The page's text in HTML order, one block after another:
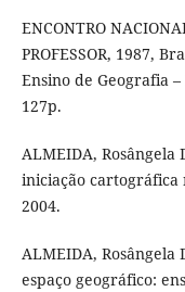
ENCONTRO
PROFESSOR, 1987,
Ensino de Geografia
127p.
ALMEIDA, Rosângela
iniciação cartográfica
2004.
ALMEIDA, Rosângela
espaço geográfico: